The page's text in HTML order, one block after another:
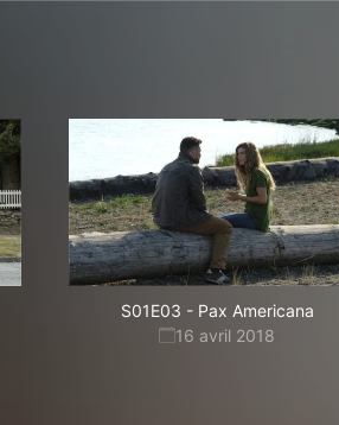
S01E03 - Pax Americana
16 avril 2018